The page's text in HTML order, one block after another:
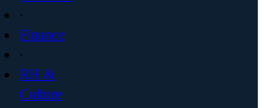
·
Finance
·
RH &
Culture